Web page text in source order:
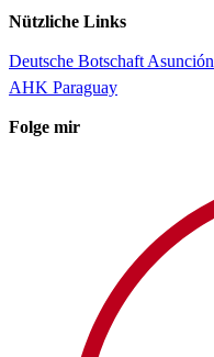
Nützliche Links
Deutsche Botschaft Asunción
AHK Paraguay
Folge mir